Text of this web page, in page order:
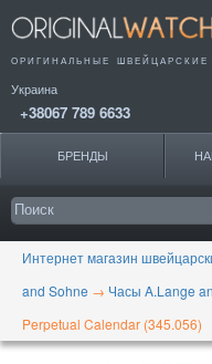
ОРИГИНАЛЬНЫЕ ШВЕЙЦАРСКИЕ
Украина
+38067 789 6633
БРЕНДЫ
Интернет магазин
and Sohne → Часы A.Lange
Perpetual Calendar (345.056)